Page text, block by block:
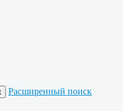
Расширенный поиск